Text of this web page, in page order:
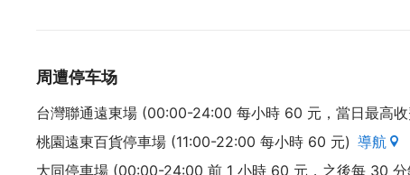
周遭停车场
台灣聯通遠東場 (00:00-24:00 每小時 60 元，當日最高
桃園遠東百貨停車場 (11:00-22:00 每小時 60 元) 導航
大同停車場 (00:00-24:00 前 1 小時 60 元，之後每 30